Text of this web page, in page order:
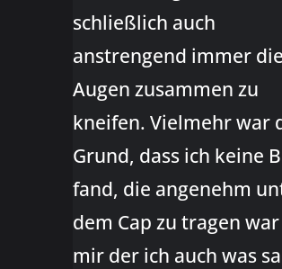
schließlich auch
anstrengend immer die
Augen zusammen zu
kneifen. Vielmehr war
Grund, dass ich keine
fand, die angenehm
dem Cap zu tragen
mir der ich auch was